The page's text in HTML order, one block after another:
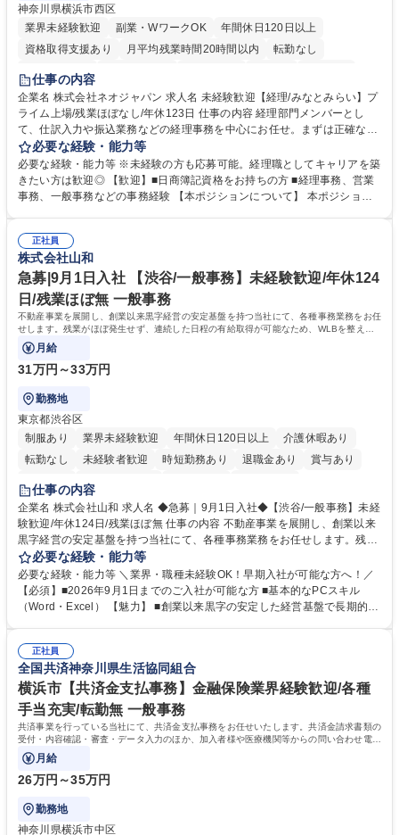
神奈川県横浜市西区
業界未経験歓迎
副業・WワークOK
年間休日120日以上
資格取得支援あり
月平均残業時間20時間以内
転勤なし
未経験者歓迎
完全週休2日制
交通費支給 駅近5分以内 土日祝休み
服装自由
寮・社宅あり
仕事の内容
企業名 株式会社ネオジャパン 求人名 未経験歓迎【経理/みなとみらい】プ
ライム上場/残業ほぼなし/年休123日 仕事の内容 経理部門メンバーとし
て、仕訳入力や振込業務などの経理事務を中心にお任せ。まずは正確な入
力・確認業務からスタートし、既存メンバーと一緒に業務を進めながら段
階的に経理知識を身につけていただきます。 【具体的には】 ■社内稟議に
基づく仕訳入力 ■月末の振込業務 ■明細作成 ■伝票処理、記帳業務 ■既存
メンバーの業務サポート 【将来的には】 ■月次決算補助 ■四半期・年次決
想定です。 募集職種 未経験歓迎【経理/みなとみらい】プライム上場/残業
ほぼなし/年休123日
必要な経験・能力等
必要な経験・能力等 ※未経験の方も応募可能。経理職としてキャリアを築
きたい方は歓迎◎ 【歓迎】■日商簿記資格をお持ちの方 ■経理事務、営業
事務、一般事務などの事務経験 【本ポジションについて】 本ポジション
当し、3～5年をかけて月次決算・四半期決算・開示資料作成補助などへス
テップアップできます。また、残業は通常月ほぼなく、決算月でも10時間
未満のため、無理なく経理として専門性を身につけられる環境です。 学
歴・資格 学歴：大学院 大学 高専 短大 専修学校 高校 語学力： 資格：日商
簿記検定1級 日商簿記検定2級
正社員
株式会社山和
急募|9月1日入社 【渋谷/一般事務】未経験歓迎/年休124
日/残業ほぼ無 一般事務
不動産事業を展開し、創業以来黒字経営の安定基盤を持つ当社にて、各種事務業務をお任
せします。残業がほぼ発生せず、連続した日程の有給取得が可能なため、WLBを整えた
い方にお勧めの環境です！
月給
31万円～33万円
勤務地
東京都渋谷区
制服あり
業界未経験歓迎 年間休日120日以上
介護休暇あり
転勤なし
未経験者歓迎 時短勤務あり 退職金あり
賞与あり
育休あり
完全週休2日制
仕事の内容
企業名 株式会社山和 求人名 ◆急募｜9月1日入社◆【渋谷/一般事務】未経
験歓迎/年休124日/残業ほぼ無 仕事の内容 不動産事業を展開し、創業以来
黒字経営の安定基盤を持つ当社にて、各種事務業務をお任せします。残業
がほぼ発生せず、連続した日程の有給取得が可能なため、WLBを整えたい
方にお勧めの環境です！ 入社後はOJTを通じて丁寧に研修を行いますの
で、事務未経験の方でも安心して臨むことができます。 【業務詳細】■電
話・来客対応 ■物件の鍵や社内の備品管理 ■データ入力や書類作成 ■契約
必要な経験・能力等
必要な経験・能力等 ＼業界・職種未経験OK！早期入社が可能な方へ！／
【必須】■2026年9月1日までのご入社が可能な方 ■基本的なPCスキル
（Word・Excel） 【魅力】 ■創業以来黒字の安定した経営基盤で長期的に
のOJTで業務を習得可能、未経験でもしっかりサポート 学歴・資格 学
歴：大学院 大学 高専 短大 語学力： 資格：
正社員
全国共済神奈川県生活協同組合
横浜市【共済金支払事務】金融保険業界経験歓迎/各種
手当充実/転勤無 一般事務
共済事業を行っている当社にて、共済金支払事務をお任せいたします。共済金請求書類の
受付・内容確認・審査・データ入力のほか、加入者様や医療機関等からの問い合わせ電話
対応や書類発送等を担当します。
月給
26万円～35万円
勤務地
神奈川県横浜市中区